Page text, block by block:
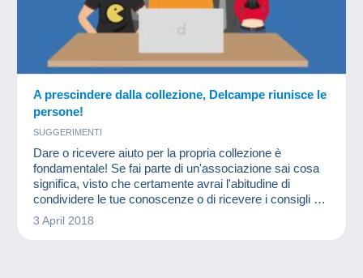
A prescindere dalla collezione, Delcampe riunisce le
persone!
SUGGERIMENTI
Dare o ricevere aiuto per la propria collezione è
fondamentale! Se fai parte di un'associazione sai cosa
significa, visto che certamente avrai l'abitudine di
condividere le tue conoscenze o di ricevere i consigli di
altri membri più esperti in un settore o in un altro.
3 April 2018